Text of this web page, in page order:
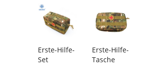
Erste-Hilfe-
Set
Erste-Hilfe-
Tasche